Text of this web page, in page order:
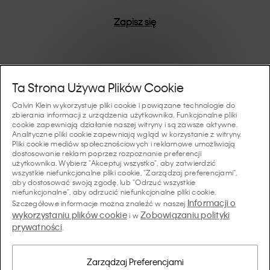
Zapisz się
Pomoc I Wsparcie
FAQ
Status zamówienia
Zamówienia i Dostawa
Zwroty i Zwroty Pieniędzy
Płatności
Tabela Rozmiarów
Kolekcje
#MYCALVINS
Calvin Klein Collection
Calvin Klein Underwear
Calvin Klein Sport
Wskazówki I Poradniki
Przewodnik po bieliźnie damskiej
Przewodnik po bieliźnie męskiej
Przewodnik po krojach jeansów damskich
O Nas
O Marce Calvin Klein
Dane Firmy
Język/ Kraj
Ta Strona Używa Plików Cookie
Calvin Klein wykorzystuje pliki cookie i powiązane technologie do
zbierania informacji z urządzenia użytkownika. Funkcjonalne pliki
cookie zapewniają działanie naszej witryny i są zawsze aktywne.
Analityczne pliki cookie zapewniają wgląd w korzystanie z witryny.
Pliki cookie mediów społecznościowych i reklamowe umożliwiają
dostosowanie reklam poprzez rozpoznanie preferencji
użytkownika. Wybierz "Akceptuj wszystko", aby zatwierdzić
wszystkie niefunkcjonalne pliki cookie, "Zarządzaj preferencjami",
aby dostosować swoją zgodę, lub "Odrzuć wszystkie
niefunkcjonalne", aby odrzucić niefunkcjonalne pliki cookie.
Szczegółowe informacje można znaleźć w naszej Informacji o
wykorzystaniu plików cookiei wZobowiązaniu polityki
prywatności.
Zarządzaj Preferencjami